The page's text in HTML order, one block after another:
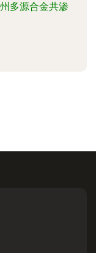
多源合金共渗